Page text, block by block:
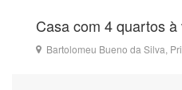
Casa com 4 quartos
Bartolomeu Bueno da Silva,